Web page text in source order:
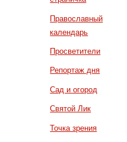
Православный
календарь
Просветители
Репортаж дня
Сад и огород
Святой Лик
Точка зрения